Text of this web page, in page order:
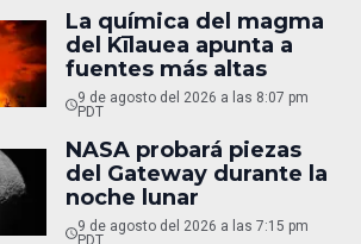
La química del magma
del Kīlauea apunta a
fuentes más altas
9 de agosto del 2026 a las 8:07 pm
PDT
NASA probará piezas
del Gateway durante la
noche lunar
9 de agosto del 2026 a las 7:15 pm
PDT